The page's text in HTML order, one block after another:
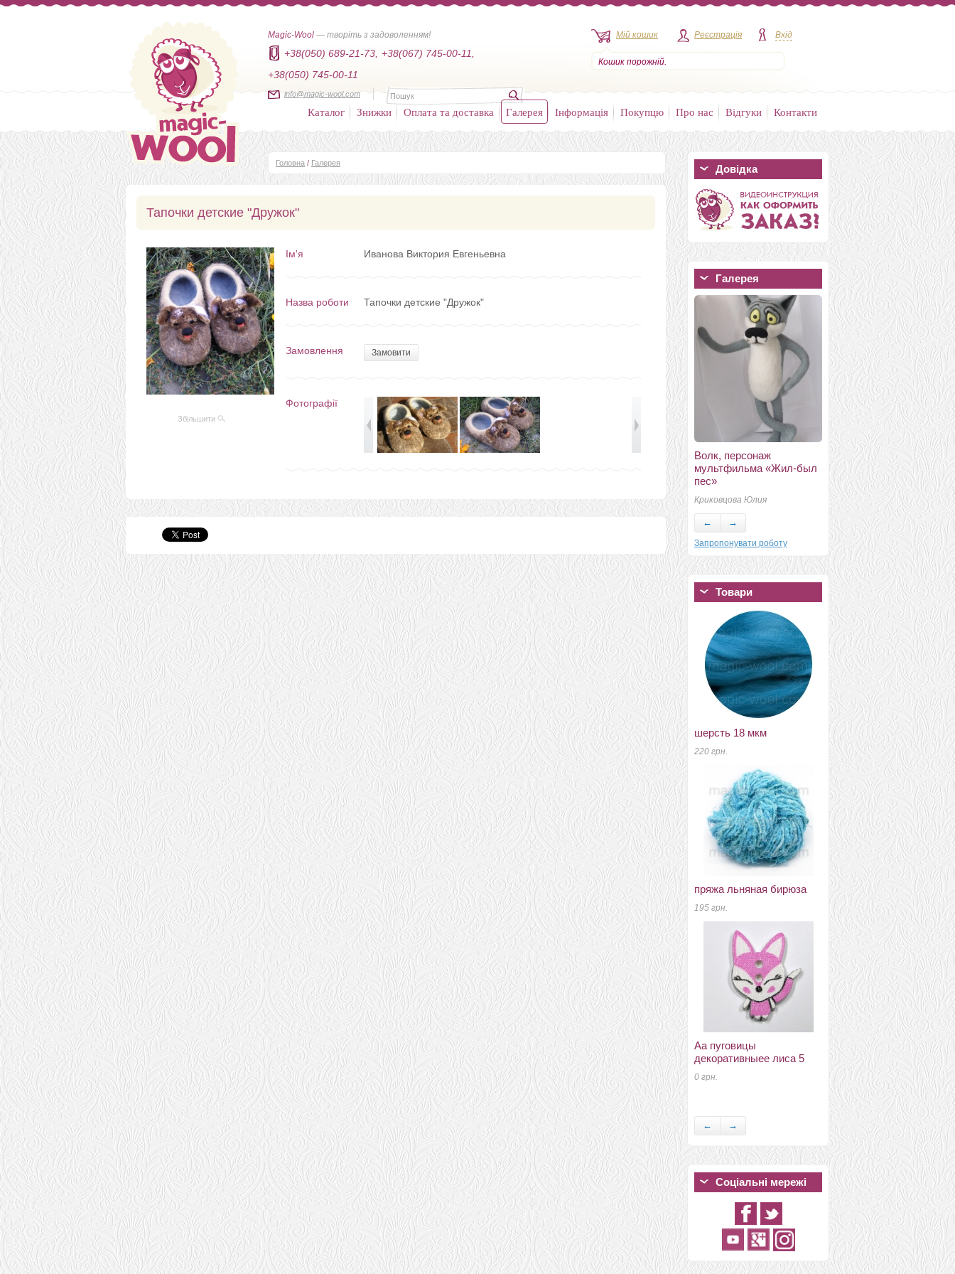
Magic-Wool — творіть з задоволенням!
+38(050) 689-21-73,
+38(067) 745-00-11,
+38(050) 745-00-11
info@magic-wool.com
Мій кошик
Кошик порожній.
Реєстрація Вхід
Каталог Знижки Оплата та доставка Галерея Інформація Покупцю Про нас Відгуки Контакти
Довідка
Галерея
Волк, персонаж
мультфильма «Жил-был
пес»
Криковцова Юлия
Палантин с воланами
"Цветочный танец"
Макарова Оксана
Александровна 800
← →
Запропонувати роботу
Товари
шерсть 18 мкм
220 грн.
пряжа льняная бирюза
195 грн.
Аа пуговицы
декоративныеe лиса 5
0 грн.
бусины половинками
зеленый 8мм
0.75 грн.
меринос 21 мкм Англія
крижовнік
240 грн.
кабюшоны 25мм 25мм
№21
36 грн.
← →
Соціальні мережі
Головна / Галерея
Тапочки детские "Дружок"
Збільшити
Ім'я Иванова Виктория Евгеньевна
Назва роботи Тапочки детские "Дружок"
Замовлення Замовити
Фотографії